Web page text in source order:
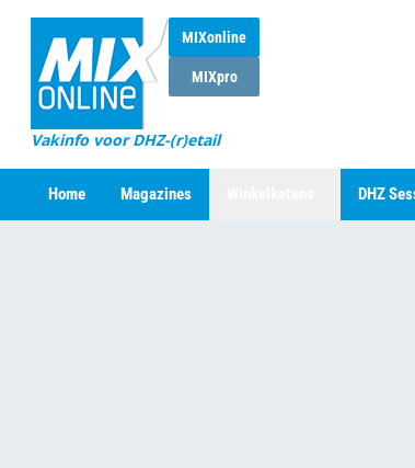
MIXonline
MIXpro
Vakinfo voor DHZ-(r)etail
Home Magazines DHZ